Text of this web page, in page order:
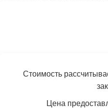
Стоимость
Цена